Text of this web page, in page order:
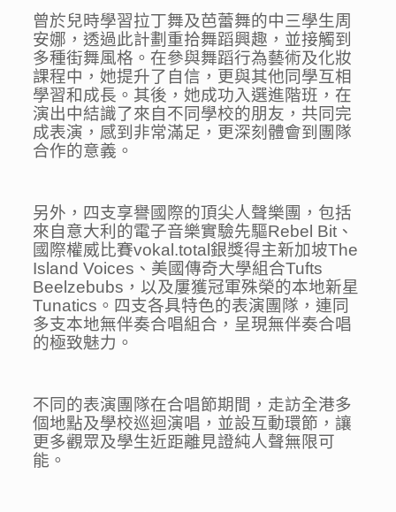
曾於兒時學習拉丁舞及芭蕾舞的中三學生周
安娜，透過此計劃重拾舞蹈興趣，並接觸到
多種街舞風格。在參與舞蹈行為藝術及化妝
課程中，她提升了自信，更與其他同學互相
學習和成長。其後，她成功入選進階班，在
演出中結識了來自不同學校的朋友，共同完
成表演，感到非常滿足，更深刻體會到團隊
合作的意義。
另外，四支享譽國際的頂尖人聲樂團，包括
來自意大利的電子音樂實驗先驅Rebel Bit、
國際權威比賽vokal.total銀獎得主新加坡The
Island Voices、美國傳奇大學組合Tufts
Beelzebubs，以及屢獲冠軍殊榮的本地新星
Tunatics。四支各具特色的表演團隊，連同
多支本地無伴奏合唱組合，呈現無伴奏合唱
的極致魅力。
不同的表演團隊在合唱節期間，走訪全港多
個地點及學校巡迴演唱，並設互動環節，讓
更多觀眾及學生近距離見證純人聲無限可
能。